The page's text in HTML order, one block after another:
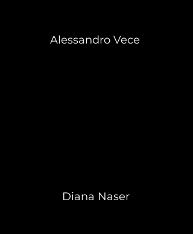
Alessandro Vece
Diana Naser